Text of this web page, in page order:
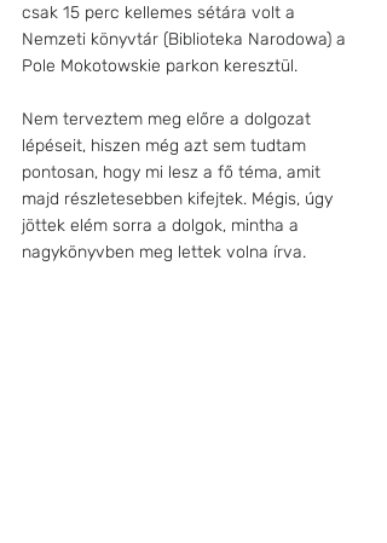
csak 15 perc kellemes sétára volt a
Nemzeti könyvtár (Biblioteka Narodowa) a
Pole Mokotowskie parkon keresztül.
Nem terveztem meg előre a dolgozat
lépéseit, hiszen még azt sem tudtam
pontosan, hogy mi lesz a fő téma, amit
majd részletesebben kifejtek. Mégis, úgy
jöttek elém sorra a dolgok, mintha a
nagykönyvben meg lettek volna írva.